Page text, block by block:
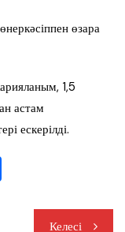
өзара
1,5
астам
ескерілді.
Келесі